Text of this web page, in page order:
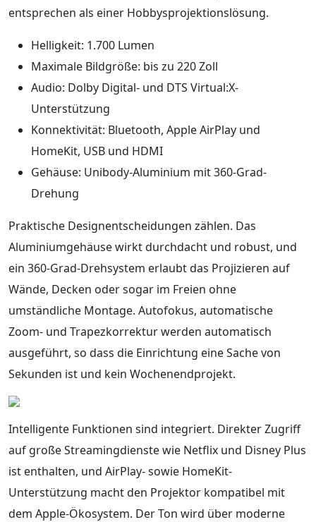
entsprechen als einer Hobbysprojektionslösung.
Helligkeit: 1.700 Lumen
Maximale Bildgröße: bis zu 220 Zoll
Audio: Dolby Digital- und DTS Virtual:X-
Unterstützung
Konnektivität: Bluetooth, Apple AirPlay und
HomeKit, USB und HDMI
Gehäuse: Unibody-Aluminium mit 360-Grad-
Drehung
Praktische Designentscheidungen zählen. Das
Aluminiumgehäuse wirkt durchdacht und robust, und
ein 360-Grad-Drehsystem erlaubt das Projizieren auf
Wände, Decken oder sogar im Freien ohne
umständliche Montage. Autofokus, automatische
Zoom- und Trapezkorrektur werden automatisch
ausgeführt, so dass die Einrichtung eine Sache von
Sekunden ist und kein Wochenendprojekt.
Intelligente Funktionen sind integriert. Direkter Zugriff
auf große Streamingdienste wie Netflix und Disney Plus
ist enthalten, und AirPlay- sowie HomeKit-
Unterstützung macht den Projektor kompatibel mit
dem Apple-Ökosystem. Der Ton wird über moderne